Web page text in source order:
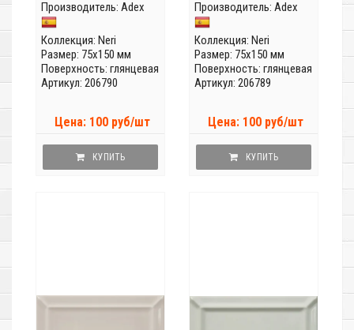
Производитель: Adex
Коллекция: Neri
Размер: 75x150 мм
Поверхность: глянцевая
Артикул: 206790
Цена: 100 руб/шт
КУПИТЬ
Производитель: Adex
Коллекция: Neri
Размер: 75x150 мм
Поверхность: глянцевая
Артикул: 206789
Цена: 100 руб/шт
КУПИТЬ